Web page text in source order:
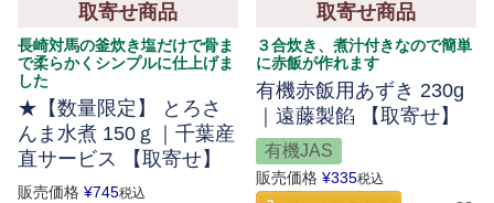
取寄せ商品
長崎対馬の釜炊き塩だけで骨ま
で柔らかくシンプルに仕上げま
した
★【数量限定】 とろさ
んま水煮 150ｇ｜千葉産
直サービス 【取寄せ】
販売価格 ¥745税込
取寄せ商品
３合炊き、煮汁付きなので簡単
に赤飯が作れます
有機赤飯用あずき 230g
｜遠藤製餡 【取寄せ】
有機JAS
販売価格 ¥335税込